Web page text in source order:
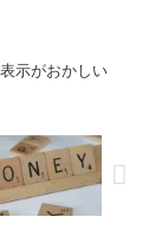
示がおかしい